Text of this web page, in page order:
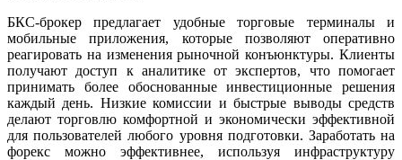
БКС-брокер предлагает удобные торговые терминалы и
мобильные приложения, которые позволяют оперативно
реагировать на изменения рыночной конъюнктуры. Клиенты
получают доступ к аналитике от экспертов, что помогает
принимать более обоснованные инвестиционные решения
каждый день. Низкие комиссии и быстрые выводы средств
делают торговлю комфортной и экономически эффективной
для пользователей любого уровня подготовки. Заработать на
форекс можно эффективнее, используя инфраструктуру